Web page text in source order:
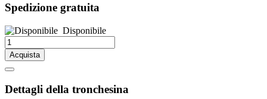
Spedizione gratuita
Disponibile
Acquista
Dettagli della tronchesina